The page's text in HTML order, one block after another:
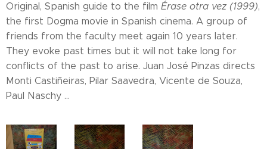
Original, Spanish guide to the film Érase otra vez (1999),
the first Dogma movie in Spanish cinema. A group of
friends from the faculty meet again 10 years later.
They evoke past times but it will not take long for
conflicts of the past to arise. Juan José Pinzas directs
Monti Castiñeiras, Pilar Saavedra, Vicente de Souza,
Paul Naschy ...